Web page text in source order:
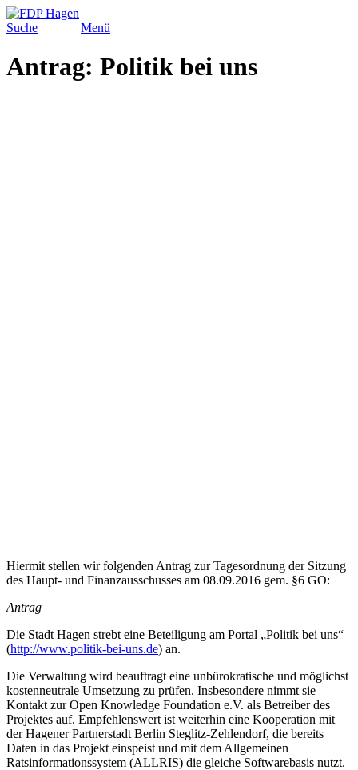
Suche Menü
Antrag: Politik bei uns
Hiermit stellen wir folgenden Antrag zur Tagesordnung der Sitzung
des Haupt- und Finanzausschusses am 08.09.2016 gem. §6 GO:
Antrag
Die Stadt Hagen strebt eine Beteiligung am Portal „Politik bei uns“
(http://www.politik-bei-uns.de) an.
Die Verwaltung wird beauftragt eine unbürokratische und möglichst
kostenneutrale Umsetzung zu prüfen. Insbesondere nimmt sie
Kontakt zur Open Knowledge Foundation e.V. als Betreiber des
Projektes auf. Empfehlenswert ist weiterhin eine Kooperation mit
der Hagener Partnerstadt Berlin Steglitz-Zehlendorf, die bereits
Daten in das Projekt einspeist und mit dem Allgemeinen
Ratsinformationssystem (ALLRIS) die gleiche Softwarebasis nutzt.